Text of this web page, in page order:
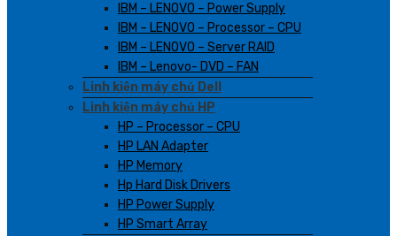
IBM – LENOVO – Power Supply
IBM – LENOVO – Processor – CPU
IBM – LENOVO – Server RAID
IBM – Lenovo- DVD – FAN
Linh kiện máy chủ Dell
Linh kiện máy chủ HP
HP – Processor – CPU
HP LAN Adapter
HP Memory
Hp Hard Disk Drivers
HP Power Supply
HP Smart Array